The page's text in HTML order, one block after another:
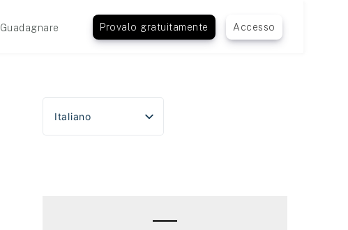
Guadagnare Provalo gratuitamente Accesso
Italiano
English